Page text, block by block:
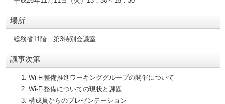
場所
総務省11階 第3特別会議室
議事次第
Wi-Fi整備推進ワーキンググループの開催について
Wi-Fi整備についての現状と課題
構成員からのプレゼンテーション